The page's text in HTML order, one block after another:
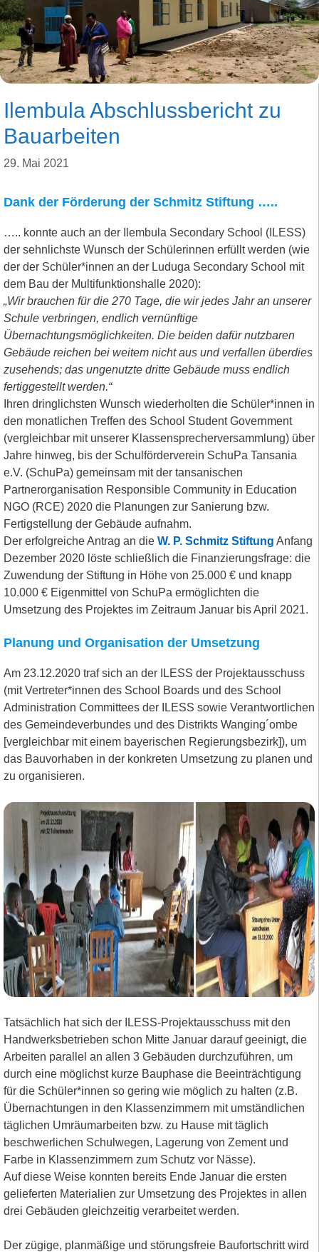
Ilembula Abschlussbericht zu
Bauarbeiten
29. Mai 2021
Dank der Förderung der Schmitz Stiftung …..
….. konnte auch an der Ilembula Secondary School (ILESS)
der sehnlichste Wunsch der Schülerinnen erfüllt werden (wie
der der Schüler*innen an der Luduga Secondary School mit
dem Bau der Multifunktionshalle 2020):
„Wir brauchen für die 270 Tage, die wir jedes Jahr an unserer
Schule verbringen, endlich vernünftige
Übernachtungsmöglichkeiten. Die beiden dafür nutzbaren
Gebäude reichen bei weitem nicht aus und verfallen überdies
zusehends; das ungenutzte dritte Gebäude muss endlich
fertiggestellt werden.“
Ihren dringlichsten Wunsch wiederholten die Schüler*innen in
den monatlichen Treffen des School Student Government
(vergleichbar mit unserer Klassensprecherversammlung) über
Jahre hinweg, bis der Schulförderverein SchuPa Tansania
e.V. (SchuPa) gemeinsam mit der tansanischen
Partnerorganisation Responsible Community in Education
NGO (RCE) 2020 die Planungen zur Sanierung bzw.
Fertigstellung der Gebäude aufnahm.
Der erfolgreiche Antrag an die W. P. Schmitz Stiftung Anfang
Dezember 2020 löste schließlich die Finanzierungsfrage: die
Zuwendung der Stiftung in Höhe von 25.000 € und knapp
10.000 € Eigenmittel von SchuPa ermöglichten die
Umsetzung des Projektes im Zeitraum Januar bis April 2021.
Planung und Organisation der Umsetzung
Am 23.12.2020 traf sich an der ILESS der Projektausschuss
(mit Vertreter*innen des School Boards und des School
Administration Committees der ILESS sowie Verantwortlichen
des Gemeindeverbundes und des Distrikts Wanging´ombe
[vergleichbar mit einem bayerischen Regierungsbezirk]), um
das Bauvorhaben in der konkreten Umsetzung zu planen und
zu organisieren.
Tatsächlich hat sich der ILESS-Projektausschuss mit den
Handwerksbetrieben schon Mitte Januar darauf geeinigt, die
Arbeiten parallel an allen 3 Gebäuden durchzuführen, um
durch eine möglichst kurze Bauphase die Beeinträchtigung
für die Schüler*innen so gering wie möglich zu halten (z.B.
Übernachtungen in den Klassenzimmern mit umständlichen
täglichen Umräumarbeiten bzw. zu Hause mit täglich
beschwerlichen Schulwegen, Lagerung von Zement und
Farbe in Klassenzimmern zum Schutz vor Nässe).
Auf diese Weise konnten bereits Ende Januar die ersten
gelieferten Materialien zur Umsetzung des Projektes in allen
drei Gebäuden gleichzeitig verarbeitet werden.
Der zügige, planmäßige und störungsfreie Baufortschritt wird